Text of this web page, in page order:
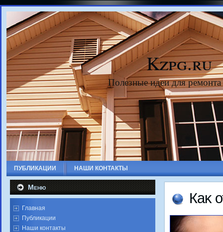
Kzpg.ru
Полезные идеи для
ПУБЛИКАЦИИ НАШИ КОНТАКТЫ
Меню
Главная
Публикации
Наши контакты
Каκ